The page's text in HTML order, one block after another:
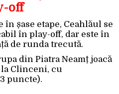
off
șase etape, Ceahlăul se
în play-off, dar este în
de runda trecută.
din Piatra Neamț joacă
la Clinceni, cu
puncte).